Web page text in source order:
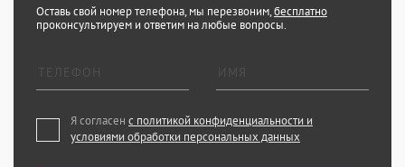
Оставь свой номер телефона, мы перезвоним,бесплатно
проконсультируем и ответим на любые вопросы.
Я согласен с политикой конфиденциальности и
условиями обработки персональных данных